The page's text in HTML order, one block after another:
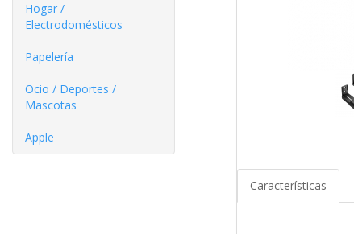
Hogar /
Electrodomésticos
Papelería
Ocio / Deportes /
Mascotas
Apple
Características